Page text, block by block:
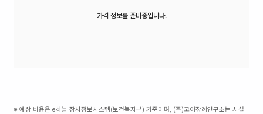
가격 정보를 준비중입니다.
※ 예상 비용은 e하늘 장사정보시스템(보건복지부) 기준이며, (주)고이장례연구소는 시설